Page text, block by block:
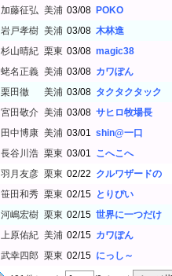
加藤征弘 美浦 03/08 POKO
岩戸孝樹 美浦 03/08 木林進
杉山晴紀 栗東 03/08 magic38
蛯名正義 美浦 03/08 カワぽん
栗田徹 美浦 03/08 タクタクタック
宮田敬介 美浦 03/08 サヒロ牧場長
田中博康 美浦 03/01 shin@一口
長谷川浩 栗東 03/01 こへこへ
羽月友彦 栗東 02/22 クルワザードの
笹田和秀 栗東 02/15 とりぴい
河嶋宏樹 栗東 02/15 世界に一つだけ
上原佑紀 美浦 02/15 カワぽん
武幸四郎 栗東 02/15 にっし～